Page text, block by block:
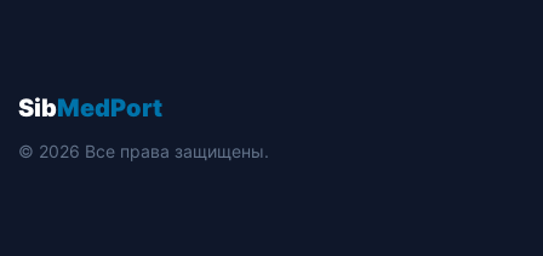
SibMedPort
© 2026 Все права защищены.